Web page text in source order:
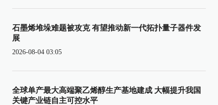
石墨烯堆垛难题被攻克 有望推动新一代拓扑量子器件发
展
2026-08-04 03:05
全球单产最大高端聚乙烯醇生产基地建成 大幅提升我国
关键产业链自主可控水平